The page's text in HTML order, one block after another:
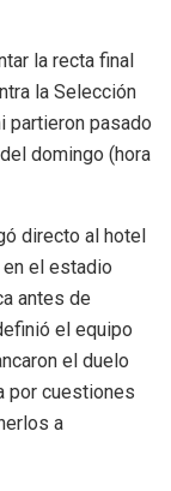
la recta final
la Selección
partieron pasado
domingo (hora
directo al hotel
el estadio
antes de
el equipo
el duelo
por cuestiones
a